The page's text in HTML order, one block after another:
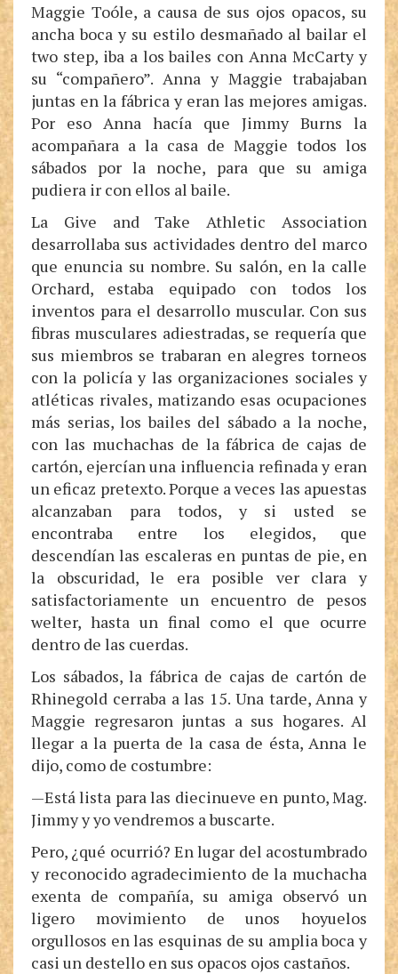
Maggie Toóle, a causa de sus ojos opacos, su
ancha boca y su estilo desmañado al bailar el
two step, iba a los bailes con Anna McCarty y
su “compañero”. Anna y Maggie trabajaban
juntas en la fábrica y eran las mejores amigas.
Por eso Anna hacía que Jimmy Burns la
acompañara a la casa de Maggie todos los
sábados por la noche, para que su amiga
pudiera ir con ellos al baile.
La Give and Take Athletic Association
desarrollaba sus actividades dentro del marco
que enuncia su nombre. Su salón, en la calle
Orchard, estaba equipado con todos los
inventos para el desarrollo muscular. Con sus
fibras musculares adiestradas, se requería que
sus miembros se trabaran en alegres torneos
con la policía y las organizaciones sociales y
atléticas rivales, matizando esas ocupaciones
más serias, los bailes del sábado a la noche,
con las muchachas de la fábrica de cajas de
cartón, ejercían una influencia refinada y eran
un eficaz pretexto. Porque a veces las apuestas
alcanzaban para todos, y si usted se
encontraba entre los elegidos, que
descendían las escaleras en puntas de pie, en
la obscuridad, le era posible ver clara y
satisfactoriamente un encuentro de pesos
welter, hasta un final como el que ocurre
dentro de las cuerdas.
Los sábados, la fábrica de cajas de cartón de
Rhinegold cerraba a las 15. Una tarde, Anna y
Maggie regresaron juntas a sus hogares. Al
llegar a la puerta de la casa de ésta, Anna le
dijo, como de costumbre:
—Está lista para las diecinueve en punto, Mag.
Jimmy y yo vendremos a buscarte.
Pero, ¿qué ocurrió? En lugar del acostumbrado
y reconocido agradecimiento de la muchacha
exenta de compañía, su amiga observó un
ligero movimiento de unos hoyuelos
orgullosos en las esquinas de su amplia boca y
casi un destello en sus opacos ojos castaños.